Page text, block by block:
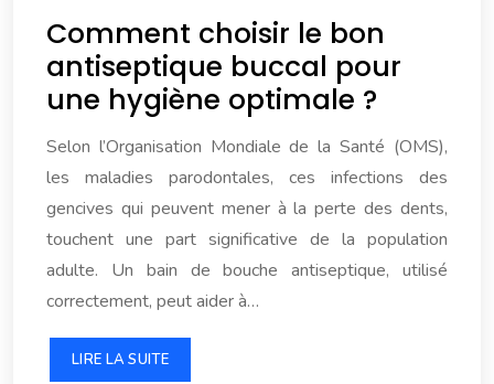
Comment choisir le bon
antiseptique buccal pour
une hygiène optimale ?
Selon l’Organisation Mondiale de la Santé (OMS),
les maladies parodontales, ces infections des
gencives qui peuvent mener à la perte des dents,
touchent une part significative de la population
adulte. Un bain de bouche antiseptique, utilisé
correctement, peut aider à…
LIRE LA SUITE